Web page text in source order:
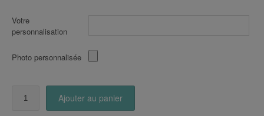
Votre
personnalisation
Photo personnalisée
Ajouter au panier